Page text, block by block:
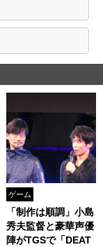
ゲーム
「制作は順調」小島
秀夫監督と豪華声優
陣がTGSで「DEAT